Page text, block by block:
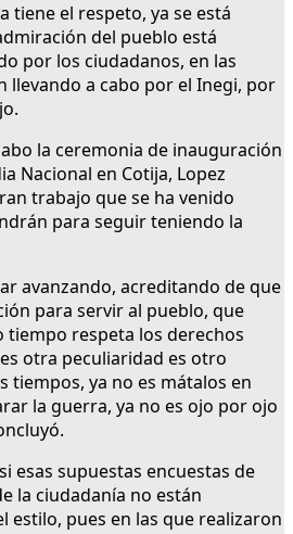
tiene el respeto, ya se está
del pueblo está
por los ciudadanos, en las
llevando a cabo por el Inegi, por
la ceremonia de inauguración
Nacional en Cotija, Lopez
trabajo que se ha venido
para seguir teniendo la
avanzando, acreditando de que
para servir al pueblo, que
tiempo respeta los derechos
otra peculiaridad es otro
tiempos, ya no es mátalos en
la guerra, ya no es ojo por ojo
esas supuestas encuestas de
la ciudadanía no están
estilo, pues en las que realizaron